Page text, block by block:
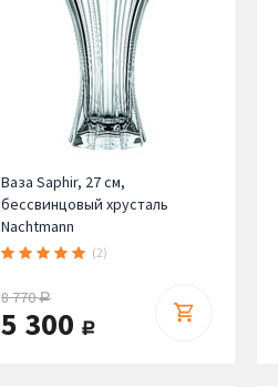
Ваза Saphir, 27 см,
бессвинцовый хрусталь
Nachtmann
(2)
8 770руб.
5 300 руб.